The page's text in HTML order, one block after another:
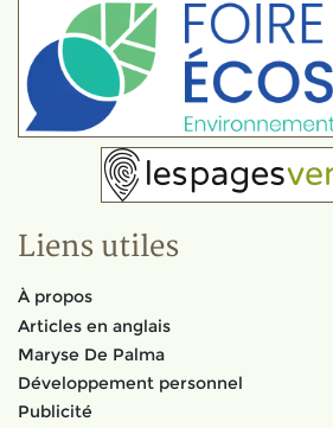
Liens utiles
À propos
Articles en anglais
Maryse De Palma
Développement personnel
Publicité